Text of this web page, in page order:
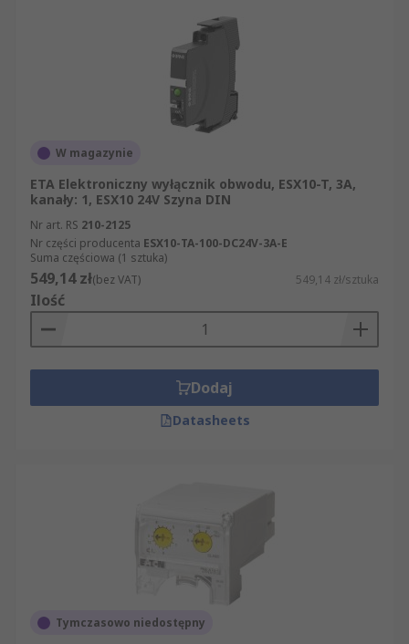
W magazynie
ETA Elektroniczny wyłącznik obwodu, ESX10-T, 3A,
kanały: 1, ESX10 24V Szyna DIN
Nr art. RS 210-2125
Nr części producenta ESX10-TA-100-DC24V-3A-E
Suma częściowa (1 sztuka)
549,14 zł(bez VAT) 549,14 zł/sztuka
Ilość
Dodaj
Datasheets
Tymczasowo niedostępny